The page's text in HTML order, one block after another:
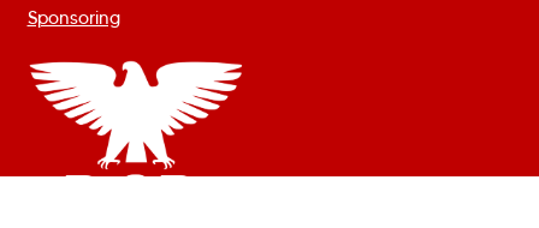
Sponsoring